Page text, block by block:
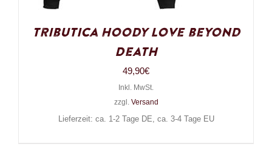
Tributica Hoody Love beyond
Death
49,90€
Inkl. MwSt.
zzgl. Versand
Lieferzeit: ca. 1-2 Tage DE, ca. 3-4 Tage EU